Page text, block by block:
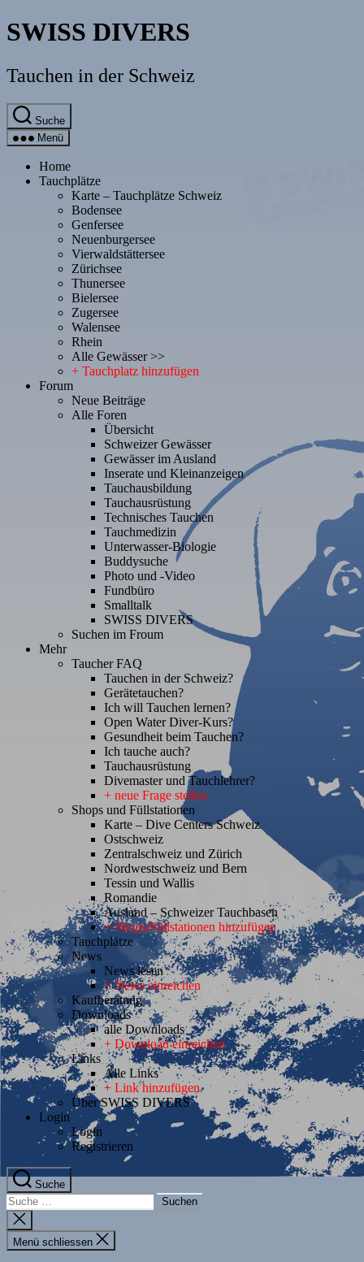
Direkt
zum
wechseln
SWISS DIVERS
Tauchen in der Schweiz
Suche
Menü
Home
Tauchplätze
Karte – Tauchplätze Schweiz
Bodensee
Genfersee
Neuenburgersee
Vierwaldstättersee
Zürichsee
Thunersee
Bielersee
Zugersee
Walensee
Rhein
Alle Gewässer >>
+ Tauchplatz hinzufügen
Forum
Neue Beiträge
Alle Foren
Übersicht
Schweizer Gewässer
Gewässer im Ausland
Inserate und Kleinanzeigen
Tauchausbildung
Tauchausrüstung
Technisches Tauchen
Tauchmedizin
Unterwasser-Biologie
Buddysuche
Photo und -Video
Fundbüro
Smalltalk
SWISS DIVERS
Suchen im Froum
Mehr
Taucher FAQ
Tauchen in der Schweiz?
Gerätetauchen?
Ich will Tauchen lernen?
Open Water Diver-Kurs?
Gesundheit beim Tauchen?
Ich tauche auch?
Tauchausrüstung
Divemaster und Tauchlehrer?
+ neue Frage stellen
Shops und Füllstationen
Karte – Dive Centers Schweiz
Ostschweiz
Zentralschweiz und Zürich
Nordwestschweiz und Bern
Tessin und Wallis
Romandie
Ausland – Schweizer Tauchbasen
+ Shops/Füllstationen hinzufügen
Tauchplätze
News
News lesen
+ News einreichen
Kaufberatung
Downloads
alle Downloads
+ Download einreichen
Links
Alle Links
+ Link hinzufügen
Über SWISS DIVERS
Login
Login
Registrieren
Suche
Suche
nach:
Suche
schliessen
Menü schliessen